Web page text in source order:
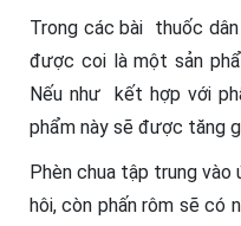
Trong các bài thuốc dân
được coi là một sản
Nếu như kết hợp với
phẩm này sẽ được tăng
Phèn chua tập trung
hôi, còn phấn rôm sẽ có